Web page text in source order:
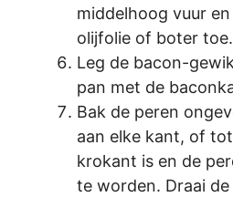
middelhoog vuur
olijfolie of boter toe.
Leg de bacon-
pan met de
Bak de peren
aan elke kant, of
krokant is en de
te worden. Draai